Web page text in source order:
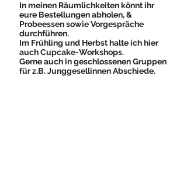
In meinen Räumlichkeiten könnt ihr
eure Bestellungen abholen, &
Probeessen sowie Vorgespräche
durchführen.
Im Frühling und Herbst halte ich hier
auch Cupcake-Workshops.
Gerne auch in geschlossenen Gruppen
für z.B. Junggesellinnen Abschiede.